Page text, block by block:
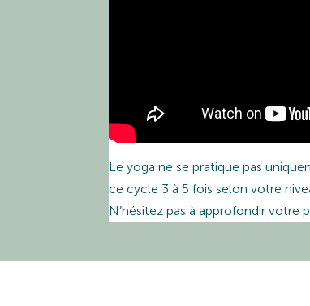
Le yoga ne se pratique pas
ce cycle 3 à 5 fois selon votre
N’hésitez pas à approfondir votre